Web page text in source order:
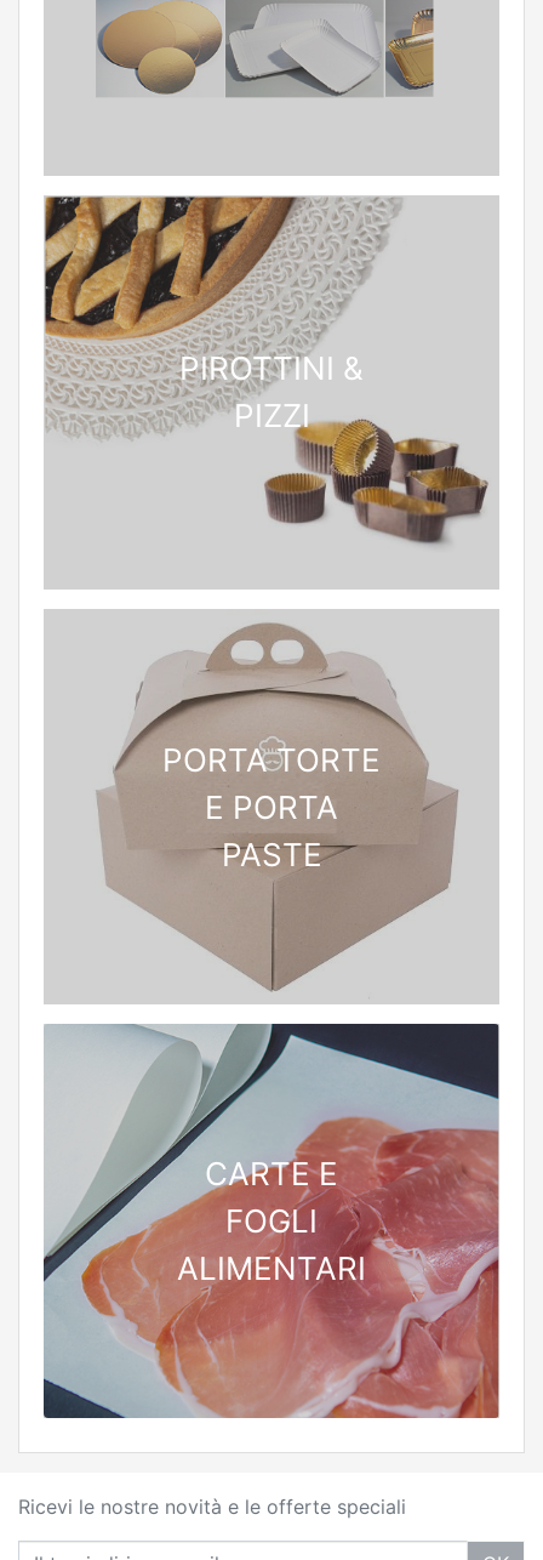
PIROTTINI &
PIZZI
PORTA TORTE
E PORTA
PASTE
CARTE E
FOGLI
ALIMENTARI
Ricevi le nostre novità e le offerte speciali